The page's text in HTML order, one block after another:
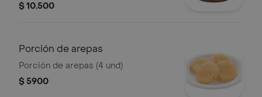
$ 10.500
Porción de arepas
Porción de arepas (4 und)
$ 5900